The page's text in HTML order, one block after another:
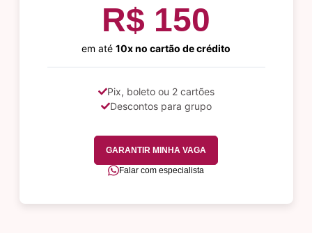
R$ 150
em até 10x no cartão de crédito
Pix, boleto ou 2 cartões
Descontos para grupo
GARANTIR MINHA VAGA
Falar com especialista